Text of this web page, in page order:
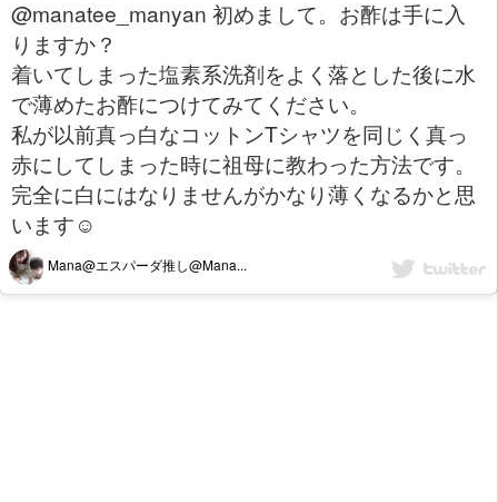
@manatee_manyan 初めまして。お酢は手に入
りますか？
着いてしまった塩素系洗剤をよく落とした後に水
で薄めたお酢につけてみてください。
私が以前真っ白なコットンTシャツを同じく真っ
赤にしてしまった時に祖母に教わった方法です。
完全に白にはなりませんがかなり薄くなるかと思
います☺️
Mana@エスパーダ推し@Mana...